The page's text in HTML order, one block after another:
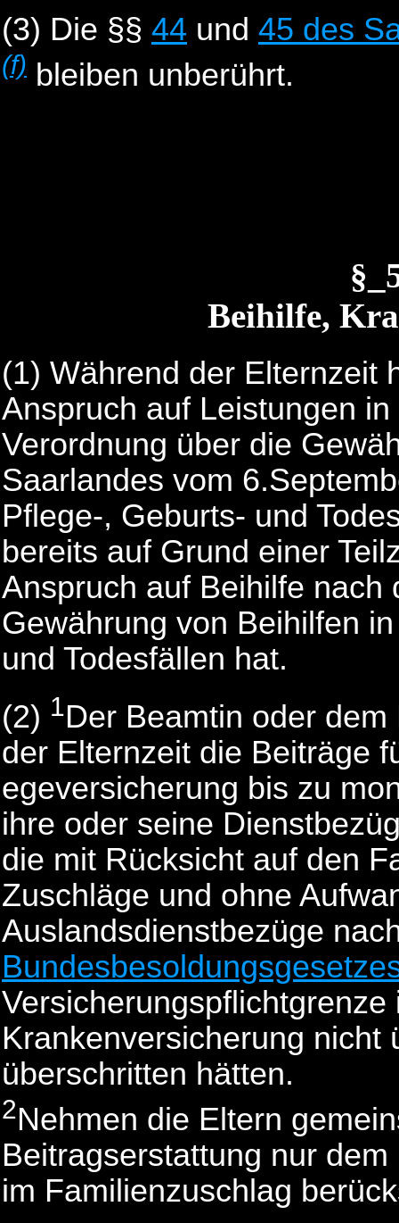
(3) Die §§ 44 und 45 des
(f) bleiben unberührt.
Beihilfe,
(1) Während der Elternzeit
Anspruch auf Leistungen
Verordnung über die
Saarlandes vom
Pflege-, Geburts- und
bereits auf Grund einer
Anspruch auf Beihilfe nach
Gewährung von Beihilfen
und Todesfällen hat.
(2) 1Der Beamtin oder
der Elternzeit die Beiträge
egeversicherung bis zu
ihre oder seine
die mit Rücksicht auf den
Zuschläge und ohne
Auslandsdienstbezüge
Krankenversicherung nicht
überschritten hätten.
2Nehmen die Eltern
Beitragserstattung nur
im Familienzuschlag